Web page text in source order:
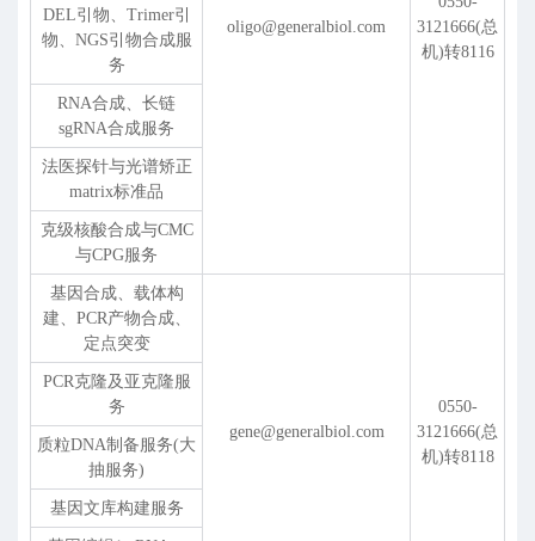
oligo@generalbiol.com
3121666(总
机)转8116
DEL引物、Trimer引
物、NGS引物合成服
务
RNA合成、长链
sgRNA合成服务
法医探针与光谱矫正
matrix标准品
克级核酸合成与CMC
与CPG服务
基因合成、载体构
建、PCR产物合成、
定点突变
gene@generalbiol.com
0550-
3121666(总
机)转8118
PCR克隆及亚克隆服
务
质粒DNA制备服务(大
抽服务)
基因文库构建服务